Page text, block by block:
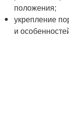
положения;
укрепление
и